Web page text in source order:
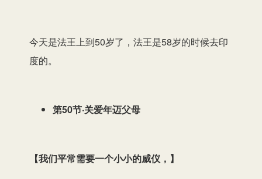
今天是法王上到50岁了，法王是58岁的时候去印
度的。
第50节·关爱年迈父母
【我们平常需要一个小小的威仪， 】